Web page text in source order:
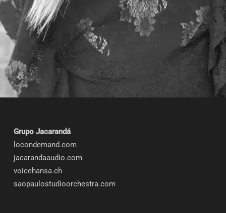
Grupo Jacarandá
locondemand.com
jacarandaaudio.com
voicehansa.ch
saopaulostudioorchestra.com